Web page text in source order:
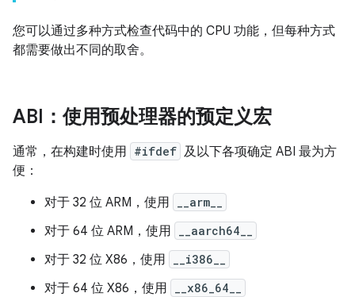
您可以通过多种方式检查代码中的 CPU 功能，但每种方式
都需要做出不同的取舍。
ABI：使用预处理器的预定义宏
通常，在构建时使用 #ifdef 及以下各项确定 ABI 最为方
便：
对于 32 位 ARM，使用
__arm__
对于 64 位 ARM，使用 __aarch64__
对于 32 位 X86，使用 __i386__
对于 64 位 X86，使用 __x86_64__